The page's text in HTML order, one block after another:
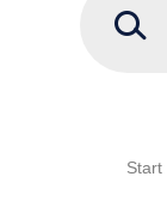
Start